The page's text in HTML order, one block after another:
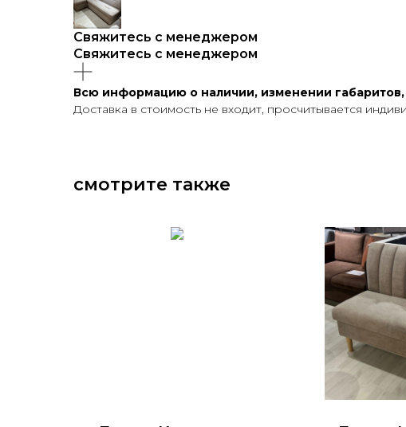
Свяжитесь с менеджером
Свяжитесь с менеджером
Всю информацию о наличии, изменении
Доставка в стоимость не входит, просчитывается
смотрите также